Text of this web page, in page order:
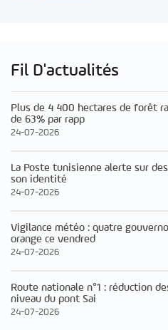
Fil D'actualités
Plus de 4 400 hectares de forêt
de 63% par rapp
24-07-2026
La Poste tunisienne alerte sur
son identité
24-07-2026
Vigilance météo : quatre
orange ce vendred
24-07-2026
Route nationale n°1 : réduction
niveau du pont Sai
24-07-2026